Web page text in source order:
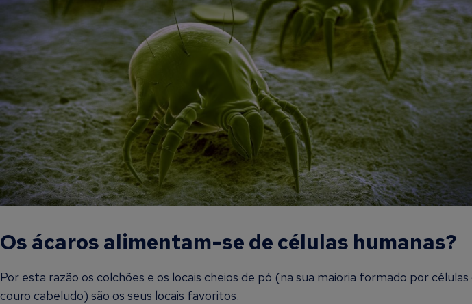
Os ácaros alimentam-se de células humanas?
Por esta razão os colchões e os locais cheios de pó (na sua maioria formado por
couro cabeludo) são os seus locais favoritos.